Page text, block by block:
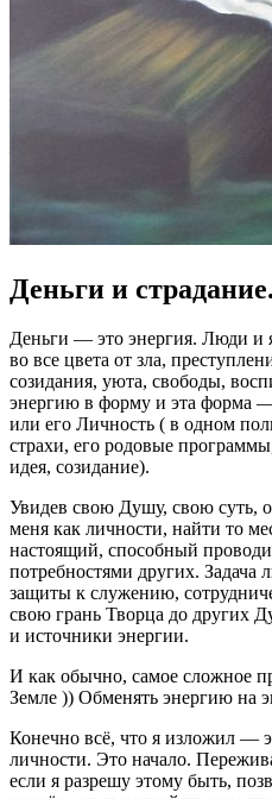
Деньги и
Деньги — это энергия. Люди и
во все цвета от зла,
созидания, уюта, свободы,
энергию в форму и эта форма
или его Личность ( в одном
страхи, его родовые
идея, созидание).
Увидев свою Душу, свою суть,
меня как личности, найти то
настоящий, способный
потребностями других. Задача
защиты к служению,
свою грань Творца до других
и источники энергии.
И как обычно, самое сложное
Земле )) Обменять энергию на
Конечно всё, что я изложил —
личности. Это начало.
если я разрешу этому быть,